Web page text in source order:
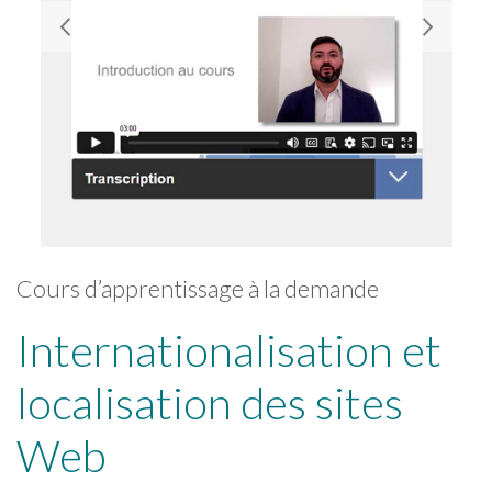
Cours d’apprentissage à la demande
Internationalisation et
localisation des sites
Web